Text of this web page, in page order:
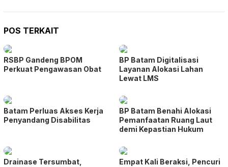
POS TERKAIT
RSBP Gandeng BPOM
Perkuat Pengawasan Obat
BP Batam Digitalisasi
Layanan Alokasi Lahan
Lewat LMS
Batam Perluas Akses Kerja
Penyandang Disabilitas
BP Batam Benahi Alokasi
Pemanfaatan Ruang Laut
demi Kepastian Hukum
Drainase Tersumbat,
Empat Kali Beraksi, Pencuri